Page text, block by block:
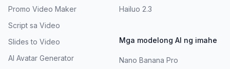
Promo Video Maker
Script sa Video
Slides to Video
AI Avatar Generator
Hailuo 2.3
Mga modelong AI ng imahe
Nano Banana Pro